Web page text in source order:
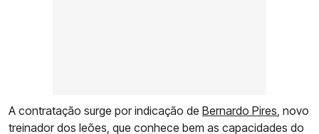
A contratação surge por indicação de Bernardo Pires , novo
treinador dos leões, que conhece bem as capacidades do